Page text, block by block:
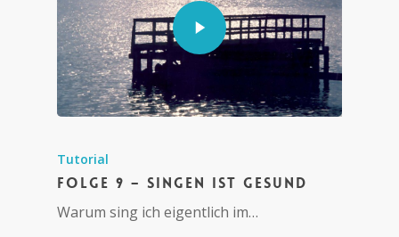
Tutorial
Folge 9 – Singen ist gesund
Warum sing ich eigentlich im…